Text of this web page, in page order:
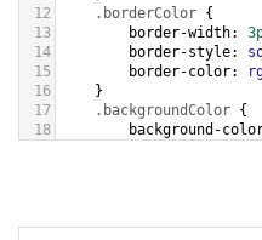
12
.borderColor {
13
border-width:
14
border-style:
15
border-color:
16
}
17
.backgroundColor {
18
background-
white, rgb(0,204,20));